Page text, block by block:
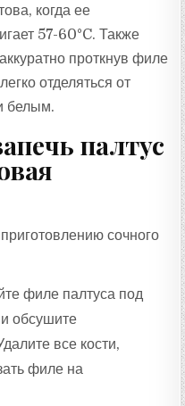
когда ее
57-60°C. Также
проткнув филе
отделяться от
белым.
палтус
сочного
филе палтуса под
обсушите
все кости,
филе на